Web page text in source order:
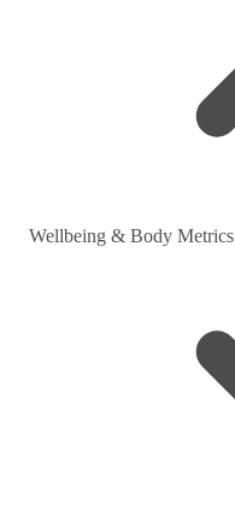
Wellbeing & Body Metrics